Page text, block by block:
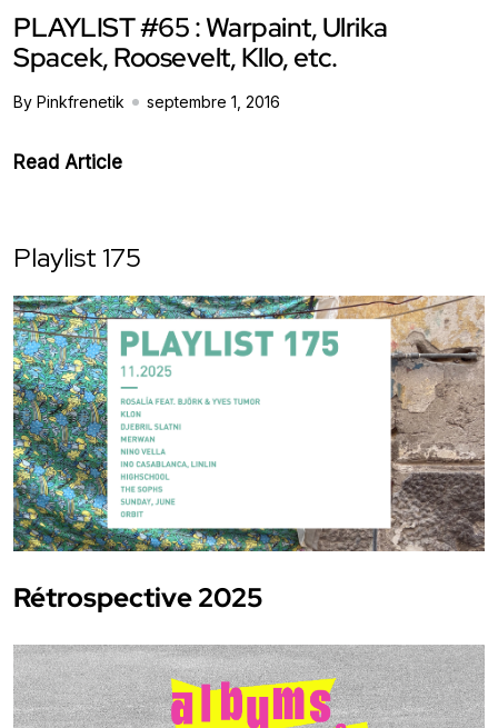
PLAYLIST #65 : Warpaint, Ulrika
Spacek, Roosevelt, Kllo, etc.
By Pinkfrenetik septembre 1, 2016
Read Article
Playlist 175
Rétrospective 2025